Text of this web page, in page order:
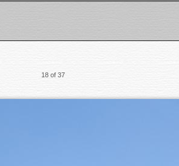
18 of 37